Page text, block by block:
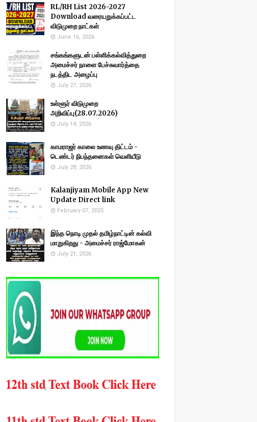
RL/RH List 2026-2027
Download வரையறுக்கப்பட்ட
விடுமுறை நாட்கள்
June 16, 2026
சங்கங்களுடன் பள்ளிக்கல்வித்துறை
அமைச்சர் நாளை பேச்சுவார்த்தை
நடத்திட அழைப்பு
July 27, 2026
உள்ளூர் விடுமுறை
அறிவிப்பு(28.07.2026)
July 14, 2026
காமராஜர் காலை உணவு திட்டம் -
டெண்டர் நிபந்தனைகள் வெளியீடு
July 28, 2026
Kalanjiyam Mobile App New
Update Direct link
February 07, 2025
இந்த நொடி முதல் தமிழ்நாட்டின் கல்வி
மாறுகிறது - அமைச்சர் ராஜ்மோகன்
July 21, 2026